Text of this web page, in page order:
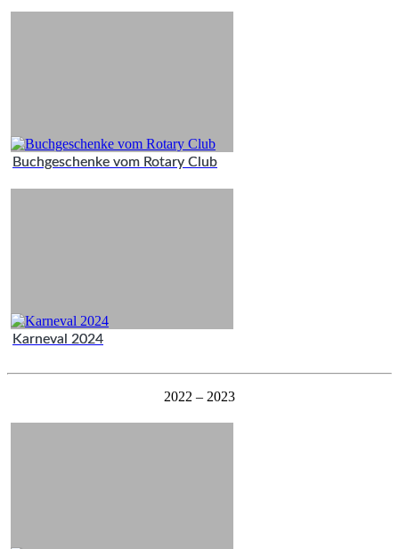
Buchgeschenke vom Rotary Club
Karneval 2024
2022 – 2023